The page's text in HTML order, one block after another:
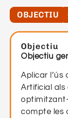
OBJECTIU
Objectiu
Objectiu
Aplicar l’ús
Artificial
compte les